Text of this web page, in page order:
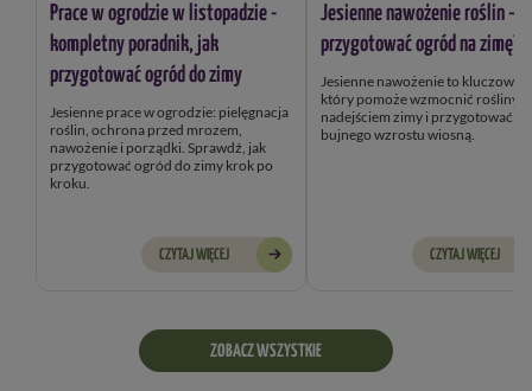
Prace w ogrodzie w listopadzie -
kompletny poradnik, jak
przygotować ogród do zimy
Jesienne prace w ogrodzie: pielęgnacja
roślin, ochrona przed mrozem,
nawożenie i porządki. Sprawdź, jak
przygotować ogród do zimy krok po
kroku.
CZYTAJ WIĘCEJ
Jesienne nawożenie roślin –
przygotować ogród na zimę?
Jesienne nawożenie to kluczowy
który pomoże wzmocnić rośliny przed
nadejściem zimy i przygotować je
bujnego wzrostu wiosną.
CZYTAJ WIĘCEJ
ZOBACZ WSZYSTKIE